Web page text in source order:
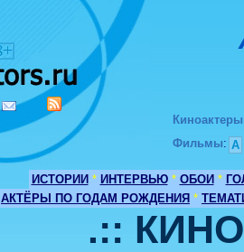
Киноактеры
Фильмы: А
ИСТОРИИ * ИНТЕРВЬЮ * ОБОИ *
АКТЁРЫ ПО ГОДАМ РОЖДЕНИЯ *
.::